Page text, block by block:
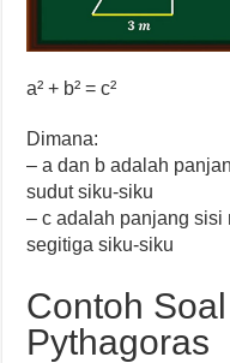
a² + b² = c²
Dimana:
– a dan b adalah
sudut siku-siku
– c adalah panjang sisi
segitiga siku-siku
Contoh
Pythagoras